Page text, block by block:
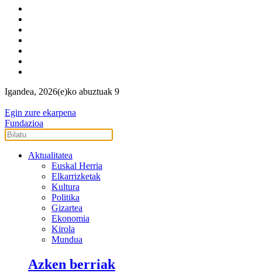
Igandea, 2026(e)ko abuztuak 9
Egin zure ekarpena
Fundazioa
Aktualitatea
Euskal Herria
Elkarrizketak
Kultura
Politika
Gizartea
Ekonomia
Kirola
Mundua
Azken berriak